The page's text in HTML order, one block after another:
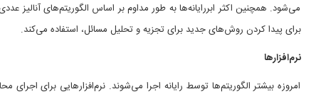
می‌شود. همچنین اکثر ابررایانه‌ها به طور مداوم بر اساس الگوریتم‌های آنالیز
برای پیدا کردن روش‌های جدید برای تجزیه و تحلیل مسائل، استفاده می‌کند.
نرم‌افزار‌ها
امروزه بیشتر الگوریتم‌ها توسط رایانه اجرا می‌شوند. نرم‌افزارهایی برای